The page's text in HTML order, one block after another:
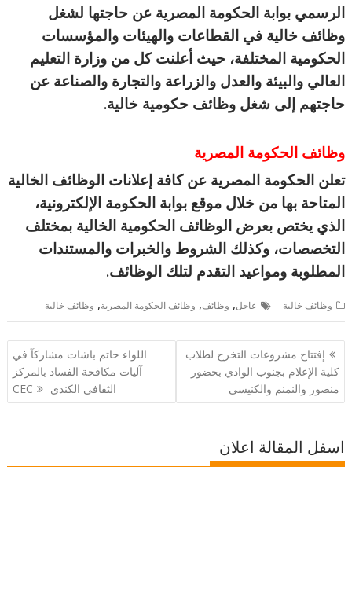
الرسمي بوابة الحكومة المصرية عن حاجتها لشغل
وظائف خالية في القطاعات والهيئات والمؤسسات
الحكومية المختلفة، حيث أعلنت كل من وزارة التعليم
العالي والبيئة والعدل والزراعة والتجارة والصناعة عن
حاجتهم إلى شغل وظائف حكومية خالية.
وظائف الحكومة المصرية
تعلن الحكومة المصرية عن كافة إعلانات الوظائف الخالية
المتاحة بها من خلال موقع بوابة الحكومة الإلكترونية،
الذي يختص بعرض الوظائف الحكومية الخالية بمختلف
التخصصات، وكذلك الشروط والخبرات والمستندات
المطلوبة ومواعيد التقدم لتلك الوظائف.
وظائف خالية عاجل, وظائف, وظائف الحكومة المصرية, وظائف خالية
تصفّح
المقالات
إفتتاح مشروعات التخرج لطلاب
كلية الإعلام بجنوب الوادي بحضور
منصور والنمنم والكنيسي
اللواء حاتم باشات مشاركآ في
آليات مكافحة الفساد بالمركز
الثقافي الكندي CEC
اسفل المقالة اعلان